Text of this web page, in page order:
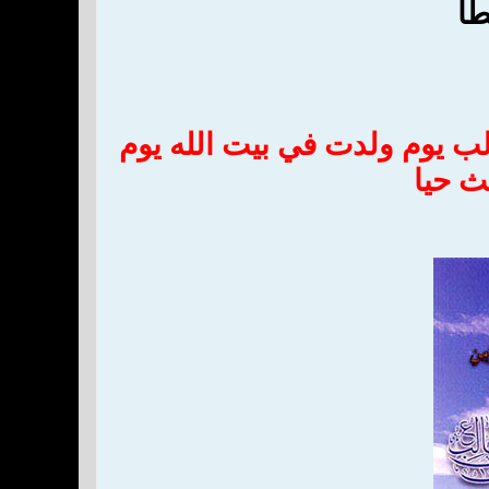
يوم ولدت في بيت الله يوم
حيا